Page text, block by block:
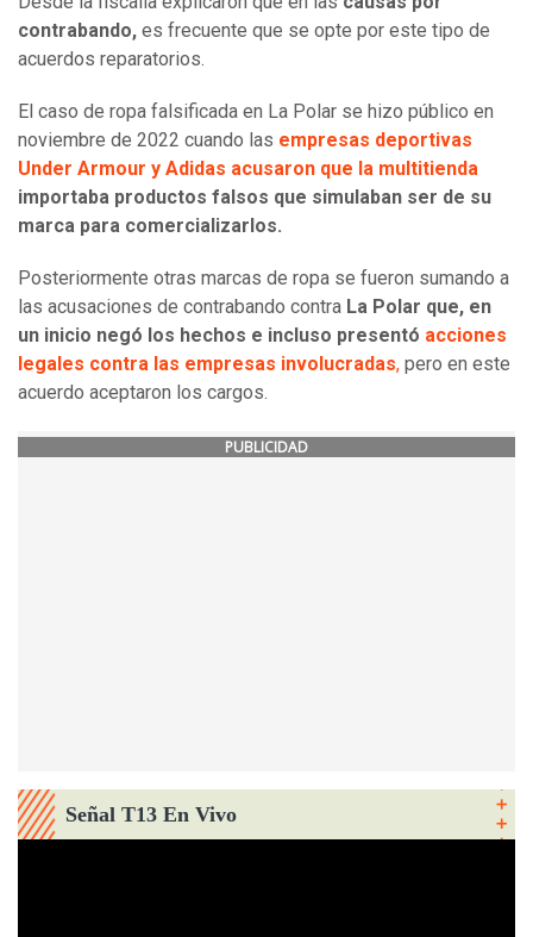
contrabando, es frecuente que se opte por este tipo de
acuerdos reparatorios.
El caso de ropa falsificada en La Polar se hizo público en
noviembre de 2022 cuando las empresas deportivas
Under Armour y Adidas acusaron que la multitienda
importaba productos falsos que simulaban ser de su
marca para comercializarlos.
Posteriormente otras marcas de ropa se fueron sumando a
las acusaciones de contrabando contra La Polar que, en
un inicio negó los hechos e incluso presentó acciones
legales contra las empresas involucradas, pero en este
acuerdo aceptaron los cargos.
PUBLICIDAD
Señal T13 En Vivo